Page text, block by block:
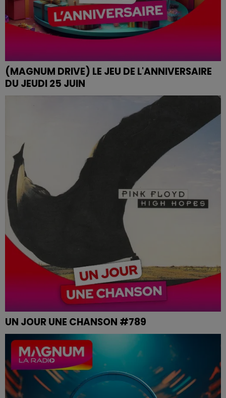
(MAGNUM DRIVE) LE JEU DE L'ANNIVERSAIRE
DU JEUDI 25 JUIN
(MAGNUM DRIVE) Le jeu de l'anniversaire du Jeudi 25
UN JOUR UNE CHANSON #789
PINK FLOYD - HIGH HOPES